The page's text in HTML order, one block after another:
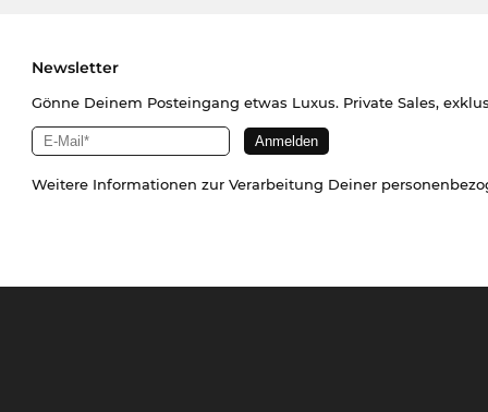
Newsletter
Gönne Deinem Posteingang etwas Luxus. Private Sales,
Weitere Informationen zur Verarbeitung Deiner